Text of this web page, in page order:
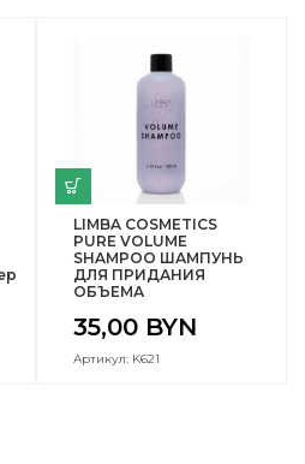
LIMBA COSMETICS
PURE VOLUME
SHAMPOO ШАМПУНЬ
ДЛЯ ПРИДАНИЯ
ОБЪЕМА
35,00 BYN
Артикул: K621